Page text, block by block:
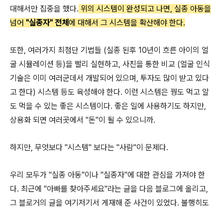
대해서만 집중을 했다. 위의 시스템이 완성되고 나면, 실종 아동을
넘어 "실종자" 전체 에 대해서 그 시스템을 확산해야 한다.
또한, 여러가지 최첨단 기법들 (실종 된후 10년이 흐른 아이의 얼
굴 시뮬레이션 등)을 빨리 실현하고, 사진을 통한 비교 (얼굴 인식
기술은 이미 여러군데서 개발되어 있으며, 투자도 많이 받고 있다
고 한다) 시스템 등도 육성해야 한다. 이런 시스템은 꿩도 먹고 알
도 먹을 수 있는 좋은 시스템이다. 좋은 일에 사용하기도 하지만,
상용화 되면 여러곳에서 "돈"이 될 수 있으니까.
하지만, 무엇보다 "시스템" 보다는 "사람"이 문제다.
우리 모두가 "실종 아동"이나 "실종자"에 대한 관심을 가져야 한
다. 최근에 "아빠를 찾아주세요"라는 글을 다음 블로그에 올리고,
그 블로거의 글을 여기저기서 게재해 준 사건이 있었다. 불행히도